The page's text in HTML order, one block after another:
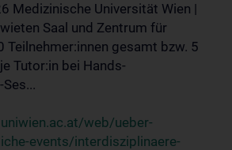
Medizinische Universität Wien |
Saal und Zentrum für
Teilnehmer:innen gesamt bzw. 5
Tutor:in bei Hands-
web/ueber-
events/interdisziplinaere-